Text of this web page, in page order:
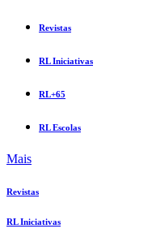
Revistas
RL Iniciativas
RL+65
RL Escolas
Mais
Revistas
RL Iniciativas